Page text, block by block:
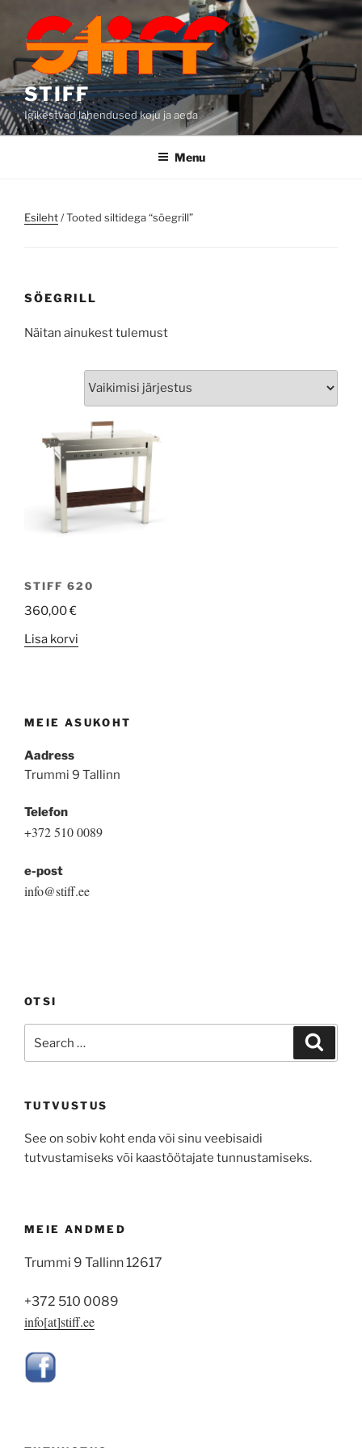
content
STIFF
Igikestvad lahendused koju ja aeda
Menu
Esileht/ Tooted siltidega “söegrill”
SÖEGRILL
Näitan ainukest tulemust
STIFF 620
360,00€
Lisa korvi
MEIE ASUKOHT
Aadress
Trummi 9 Tallinn
Telefon
+372 510 0089
e-post
info@stiff.ee
OTSI
TUTVUSTUS
See on sobiv koht enda või sinu veebisaidi
tutvustamiseks või kaastöötajate tunnustamiseks.
MEIE ANDMED
Trummi 9 Tallinn 12617
+372 510 0089
info[at]stiff.ee